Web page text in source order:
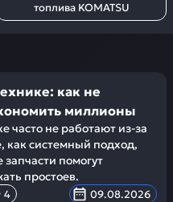
топлива KOMATSU
как не
миллионы
часто не работают из-за
как системный подход,
помогут
простоев.
4 09.08.2026